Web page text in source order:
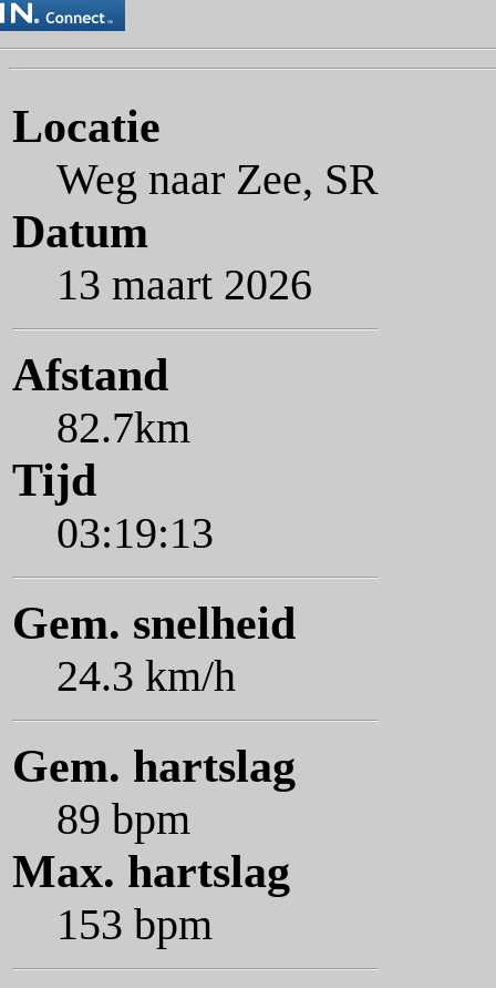
Locatie
Weg naar Zee, SR
Datum
13 maart 2026
Afstand
82.7km
Tijd
03:19:13
Gem. snelheid
24.3 km/h
Gem. hartslag
89 bpm
Max. hartslag
153 bpm